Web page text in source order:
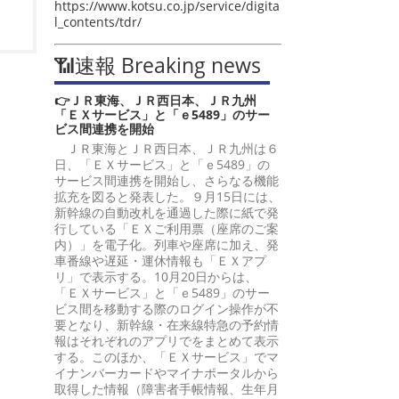
https://www.kotsu.co.jp/service/digita
l_contents/tdr/
📶速報 Breaking news
👉ＪＲ東海、ＪＲ西日本、ＪＲ九州
「ＥＸサービス」と「ｅ5489」のサー
ビス間連携を開始
ＪＲ東海とＪＲ西日本、ＪＲ九州は６
日、「ＥＸサービス」と「ｅ5489」の
サービス間連携を開始し、さらなる機能
拡充を図ると発表した。９月15日には、
新幹線の自動改札を通過した際に紙で発
行している「ＥＸご利用票（座席のご案
内）」を電子化。列車や座席に加え、発
車番線や遅延・運休情報も「ＥＸアプ
リ」で表示する。10月20日からは、
「ＥＸサービス」と「ｅ5489」のサー
ビス間を移動する際のログイン操作が不
要となり、新幹線・在来線特急の予約情
報はそれぞれのアプリでをまとめて表示
する。このほか、「ＥＸサービス」でマ
イナンバーカードやマイナポータルから
取得した情報（障害者手帳情報、生年月